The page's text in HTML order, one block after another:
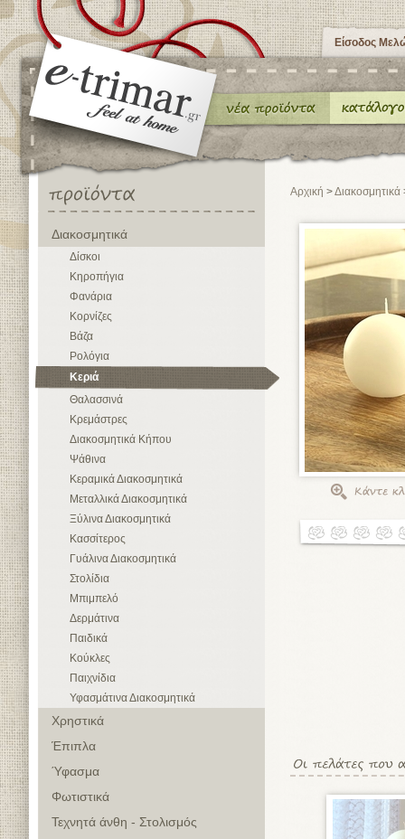
Είσοδος
Διακοσμητικά
Δίσκοι
Κηροπήγια
Φανάρια
Κορνίζες
Βάζα
Ρολόγια
Κεριά
Θαλασσινά
Κρεμάστρες
Διακοσμητικά Κήπου
Ψάθινα
Κεραμικά Διακοσμητικά
Μεταλλικά Διακοσμητικά
Ξύλινα Διακοσμητικά
Κασσίτερος
Γυάλινα Διακοσμητικά
Στολίδια
Μπιμπελό
Δερμάτινα
Παιδικά
Κούκλες
Παιχνίδια
Υφασμάτινα Διακοσμητικά
Χρηστικά
Έπιπλα
Ύφασμα
Φωτιστικά
Τεχνητά άνθη - Στολισμός
Αρχική >Διακοσμητικά